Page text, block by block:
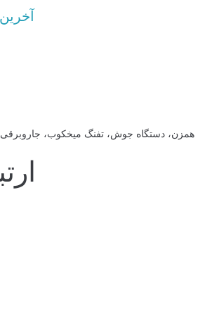
دستگاه جوش، تفنگ میخکوب، جاروبرقی